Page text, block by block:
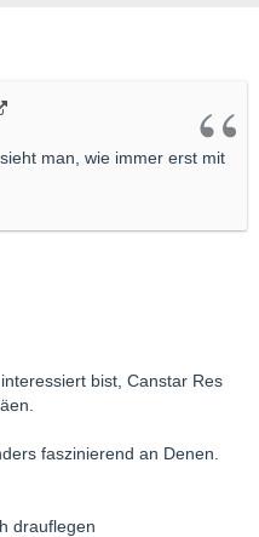
man, wie immer erst mit
bist, Canstar Res
faszinierend an Denen.
drauflegen